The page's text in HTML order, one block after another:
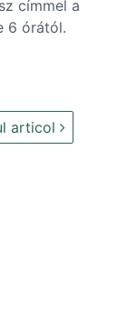
címmel a
6 órától.
articol